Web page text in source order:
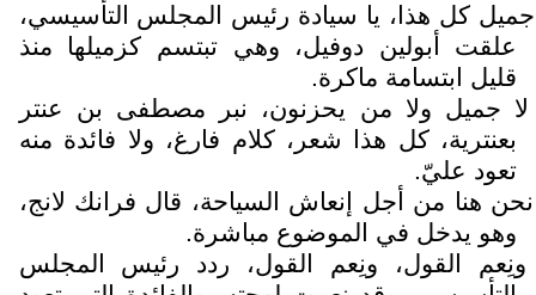
جميل كل هذا، يا سيادة رئيس المجلس التأسيسي،
علقت أبولين دوفيل، وهي تبتسم كزميلها منذ
قليل ابتسامة ماكرة.
لا جميل ولا من يحزنون، نبر مصطفى بن عنتر
بعنترية، كل هذا شعر، كلام فارغ، ولا فائدة منه
تعود عليّ.
نحن هنا من أجل إنعاش السياحة، قال فرانك لانج،
وهو يدخل في الموضوع مباشرة.
ونِعم القول، ونِعم القول، ردد رئيس المجلس